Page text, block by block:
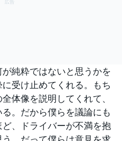
が純粋ではないと思うかを
受け止めてくれる。もち
体像を説明してくれて、
。だから僕らを議論にも
、ドライバーが不満を抱